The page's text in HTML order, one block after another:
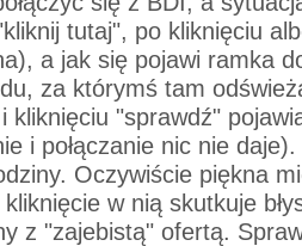
tutaj", po kliknięciu
a jak się pojawi ramka
za którymś tam
kliknięciu "sprawdź"
i połączanie nic nie
Oczywiście piękna
w nią skutkuje
z "zajebistą" ofertą.